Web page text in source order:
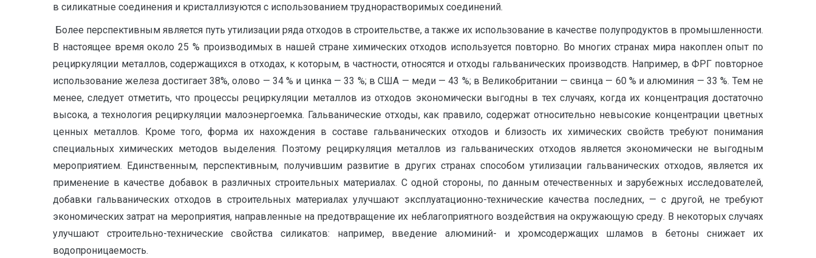
в силикатные соединения и кристаллизуются с использованием труднорастворимых соединений.
Более перспективным является путь утилизации ряда отходов в строительстве, а также их использование в качестве полупродуктов в промышленности.
В настоящее время около 25 % производимых в нашей стране химических отходов используется повторно. Во многих странах мира накоплен опыт по
рециркуляции металлов, содержащихся в отходах, к которым, в частности, относятся и отходы гальванических производств. Например, в ФРГ повторное
использование железа достигает 38%, олово — 34 % и цинка — 33 %; в США — меди — 43 %; в Великобритании — свинца — 60 % и алюминия — 33 %. Тем не
менее, следует отметить, что процессы рециркуляции металлов из отходов экономически выгодны в тех случаях, когда их концентрация достаточно
высока, а технология рециркуляции малоэнергоемка. Гальванические отходы, как правило, содержат относительно невысокие концентрации цветных
ценных металлов. Кроме того, форма их нахождения в составе гальванических отходов и близость их химических свойств требуют понимания
специальных химических методов выделения. Поэтому рециркуляция металлов из гальванических отходов является экономически не выгодным
мероприятием. Единственным, перспективным, получившим развитие в других странах способом утилизации гальванических отходов, является их
применение в качестве добавок в различных строительных материалах. С одной стороны, по данным отечественных и зарубежных исследователей,
добавки гальванических отходов в строительных материалах улучшают эксплуатационно-технические качества последних, — с другой, не требуют
экономических затрат на мероприятия, направленные на предотвращение их неблагоприятного воздействия на окружающую среду. В некоторых случаях
улучшают строительно-технические свойства силикатов: например, введение алюминий- и хромсодержащих шламов в бетоны снижает их
водопроницаемость.